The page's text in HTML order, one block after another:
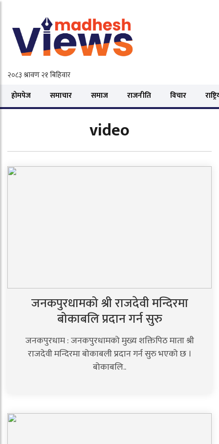
होमपेज समाचार समाज राजनीति विचार
video
जनकपुरधामको श्री राजदेवी मन्दिरमा
बोकाबलि प्रदान गर्न सुरु
जनकपुरधाम : जनकपुरधामको मुख्य शक्तिपिठ माता श्री
राजदेवी मन्दिरमा बोकाबली प्रदान गर्न सुरु भएको छ ।
बोकाबलि..